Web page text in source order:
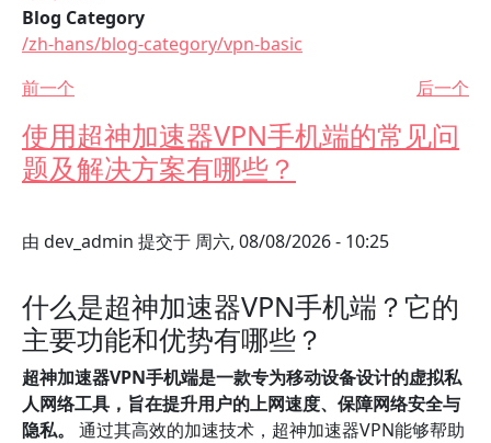
Blog Category
/zh-hans/blog-category/vpn-basic
前一个
后一个
使用超神加速器VPN手机端的常见问
题及解决方案有哪些？
由 dev_admin 提交于 周六, 08/08/2026 - 10:25
什么是超神加速器VPN手机端？它的
主要功能和优势有哪些？
超神加速器VPN手机端是一款专为移动设备设计的虚拟私
人网络工具，旨在提升用户的上网速度、保障网络安全与
隐私。
通过其高效的加速技术，超神加速器VPN能够帮助